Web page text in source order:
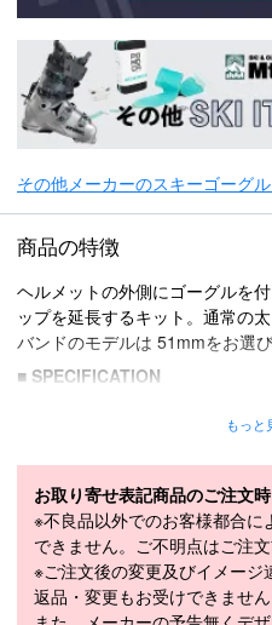
その他メーカーのスキーゴーグ
商品の特徴
ヘルメットの外側にゴーグルを
ップを延長するキット。通常の
バンドのモデルは 51mmをお選び
■ SPECIFICATION
モデル年
その他
＊取扱商品は、日本正規品で
もっと
お取り寄せ表記商品のご注文
※不良品以外でのお客様都合
できません。ご不明点はご注
※ご注文後の変更及びイメー
返品・変更もお受けできません